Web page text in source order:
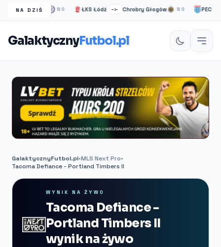
NA DZIŚ
Londyn NS ŁKS Łódź –:– Chrobry Głogów NS PEC
GalaktycznyFutbol.pl
GalaktycznyFutbol.pl•MLS Next Pro•
Tacoma Defiance - Portland Timbers II
WYNIK NA ŻYWO
Tacoma Defiance -
Portland Timbers II
wynik na żywo